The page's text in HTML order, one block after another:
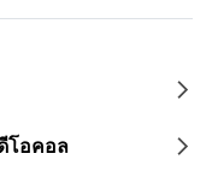
โอคอล